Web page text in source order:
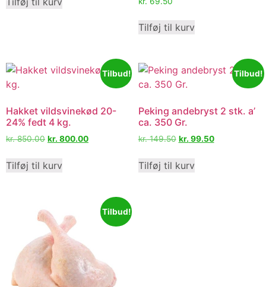
Tilføj til kurv
Tilbud!
Hakket vildsvinekød 20-
24% fedt 4 kg.
kr.850.00 kr. 800.00
Tilføj til kurv
Tilbud!
Peking andebryst 2 stk. a’
ca. 350 Gr.
kr.149.50 kr. 99.50
Tilføj til kurv
Tilbud!